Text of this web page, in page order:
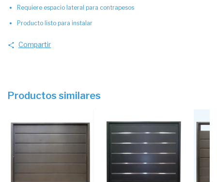
Requiere espacio lateral para contrapesos
Producto listo para instalar
Compartir
Productos similares